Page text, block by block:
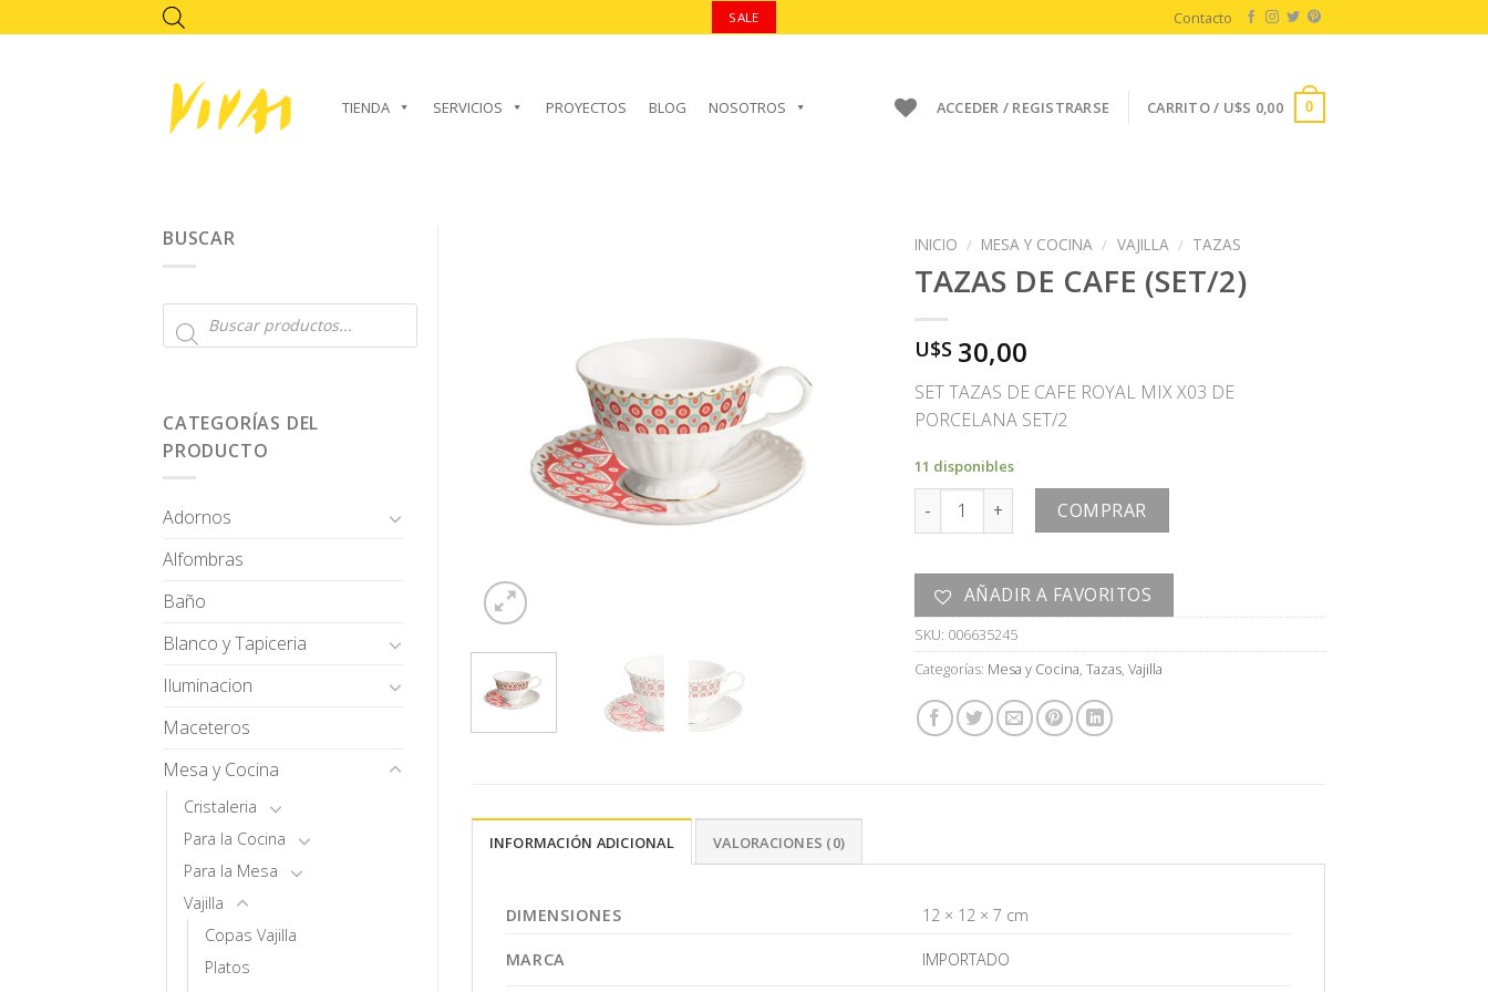
to
SALE Contacto
TIENDA SERVICIOS PROYECTOS BLOG NOSOTROS ACCEDER / REGISTRARSE CARRITO / U$S 0,00 0
BUSCAR
Búsqueda
de
CATEGORÍAS DEL
PRODUCTO
Adornos
Alfombras
Baño
Blanco y Tapiceria
Iluminacion
Maceteros
Mesa y Cocina
Cristaleria
Para la Cocina
Para la Mesa
Vajilla
Copas Vajilla
Platos
FAVORITOS
INICIO / MESA Y COCINA / VAJILLA / TAZAS
TAZAS DE CAFE (SET/2)
U$S 30,00
SET TAZAS DE CAFE ROYAL MIX X03 DE
PORCELANA SET/2
11 disponibles
TAZAS DE CAFE (SET/2) cantidad
COMPRAR
AÑADIR A FAVORITOS
SKU: 006635245
Categorías: Mesa y Cocina,Tazas,Vajilla
INFORMACIÓN ADICIONAL VALORACIONES (0)
DIMENSIONES 12 × 12 × 7 cm
MARCA IMPORTADO